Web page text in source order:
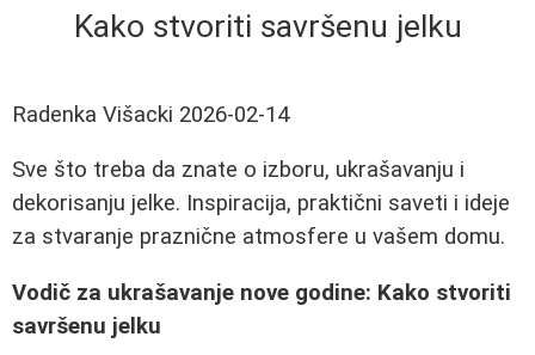
Kako stvoriti savršenu jelku
Radenka Višacki 2026-02-14
Sve što treba da znate o izboru, ukrašavanju i
dekorisanju jelke. Inspiracija, praktični saveti i ideje
za stvaranje praznične atmosfere u vašem domu.
Vodič za ukrašavanje nove godine: Kako stvoriti
savršenu jelku